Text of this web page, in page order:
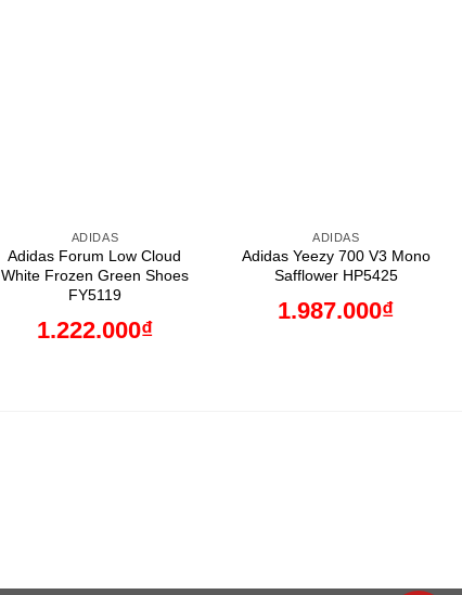
ADIDAS
Adidas Forum Low Cloud
White Frozen Green Shoes
FY5119
1.222.000₫
ADIDAS
Adidas Yeezy 700 V3 Mono
Safflower HP5425
1.987.000₫